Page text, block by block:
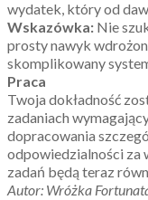
wydatek, który od
Wskazówka: Nie
prosty nawyk
skomplikowany
Praca
Twoja dokładność
zadaniach
dopracowania
odpowiedzialności za
zadań będą teraz
Autor: Wróżka